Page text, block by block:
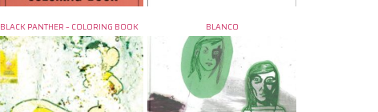
BLACK PANTHER – COLORING BOOK BLANCO